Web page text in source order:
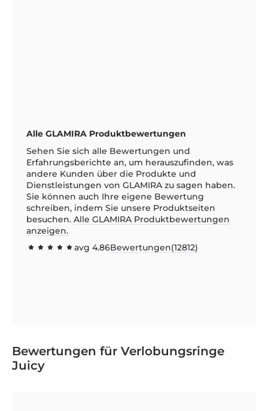
Alle GLAMIRA Produktbewertungen
Sehen Sie sich alle Bewertungen und
Erfahrungsberichte an, um herauszufinden, was
andere Kunden über die Produkte und
Dienstleistungen von GLAMIRA zu sagen haben.
Sie können auch Ihre eigene Bewertung
schreiben, indem Sie unsere Produktseiten
besuchen. Alle GLAMIRA Produktbewertungen
anzeigen.
avg 4.86Bewertungen(12812)
Bewertungen für Verlobungsringe
Juicy